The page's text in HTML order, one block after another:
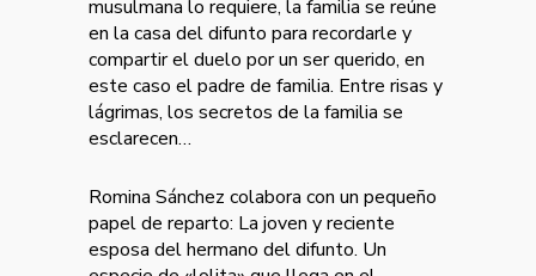
musulmana lo requiere, la familia se reúne
en la casa del difunto para recordarle y
compartir el duelo por un ser querido, en
este caso el padre de familia. Entre risas y
lágrimas, los secretos de la familia se
esclarecen…
Romina Sánchez colabora con un pequeño
papel de reparto: La joven y reciente
esposa del hermano del difunto. Un